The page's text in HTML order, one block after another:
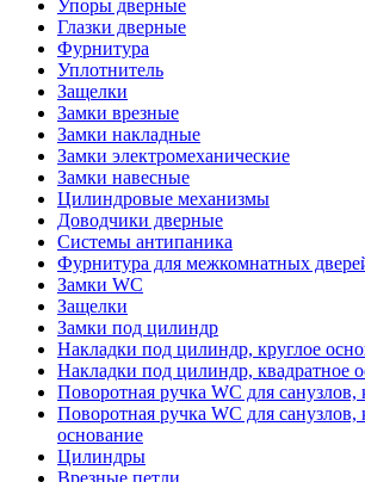
Упоры дверные
Глазки дверные
Фурнитура
Уплотнитель
Защелки
Замки врезные
Замки накладные
Замки электромеханические
Замки навесные
Цилиндровые механизмы
Доводчики дверные
Системы антипаника
Фурнитура для межкомнатных
Замки WC
Защелки
Замки под цилиндр
Накладки под цилиндр, круглое
Накладки под цилиндр, квадратное
Поворотная ручка WC для санузлов,
Поворотная ручка WC для санузлов,
основание
Цилиндры
Врезные петли